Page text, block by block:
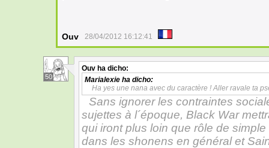
Ouv 28/04/2012 16:12:41
50
Ouv ha dicho:
Marialexie ha dicho:
Ha yes une nana avec du caractère ! Aller ravale ta
Sans ignorer les contraintes
sujettes à l´époque, Black War
qui iront plus loin que rôle de
dans les shonens en général et